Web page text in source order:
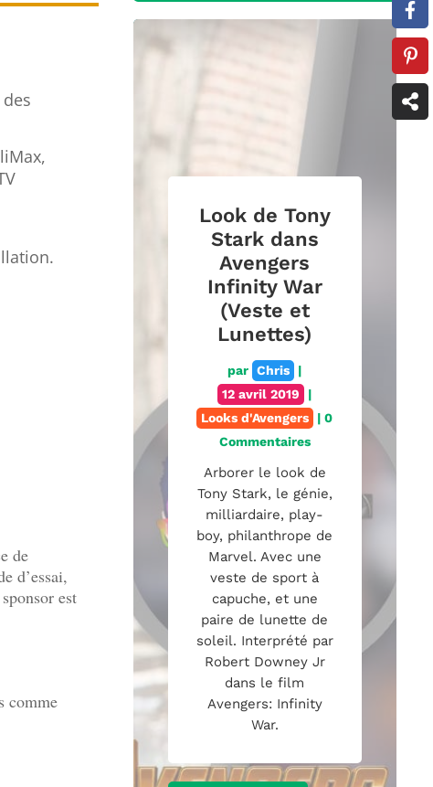
de
d’essai,
est
comme
Look de Tony
Stark dans
Avengers
Infinity War
(Veste et
Lunettes)
par Chris
|
12 avril 2019
|
Looks d'Avengers
| 0
Commentaires
Arborer le look de
Tony Stark, le génie,
milliardaire, play-
boy, philanthrope de
Marvel. Avec une
veste de sport à
capuche, et une
paire de lunette de
soleil. Interprété par
Robert Downey Jr
dans le film
Avengers: Infinity
War.